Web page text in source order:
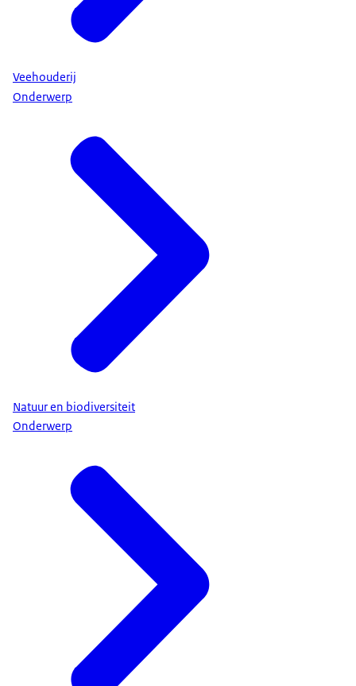
Veehouderij
Onderwerp
Natuur en biodiversiteit
Onderwerp